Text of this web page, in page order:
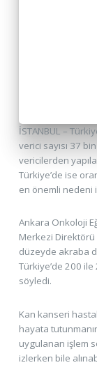
İSTANBUL –
verici sayısı 37
vericilerden
Türkiye’de ise
en önemli nedeni
Ankara Onkoloji
Merkezi Direktörü
düzeyde akraba
Türkiye’de 200 ile
söyledi.
Kan kanseri
hayata
uygulanan işlem
izlerken bile